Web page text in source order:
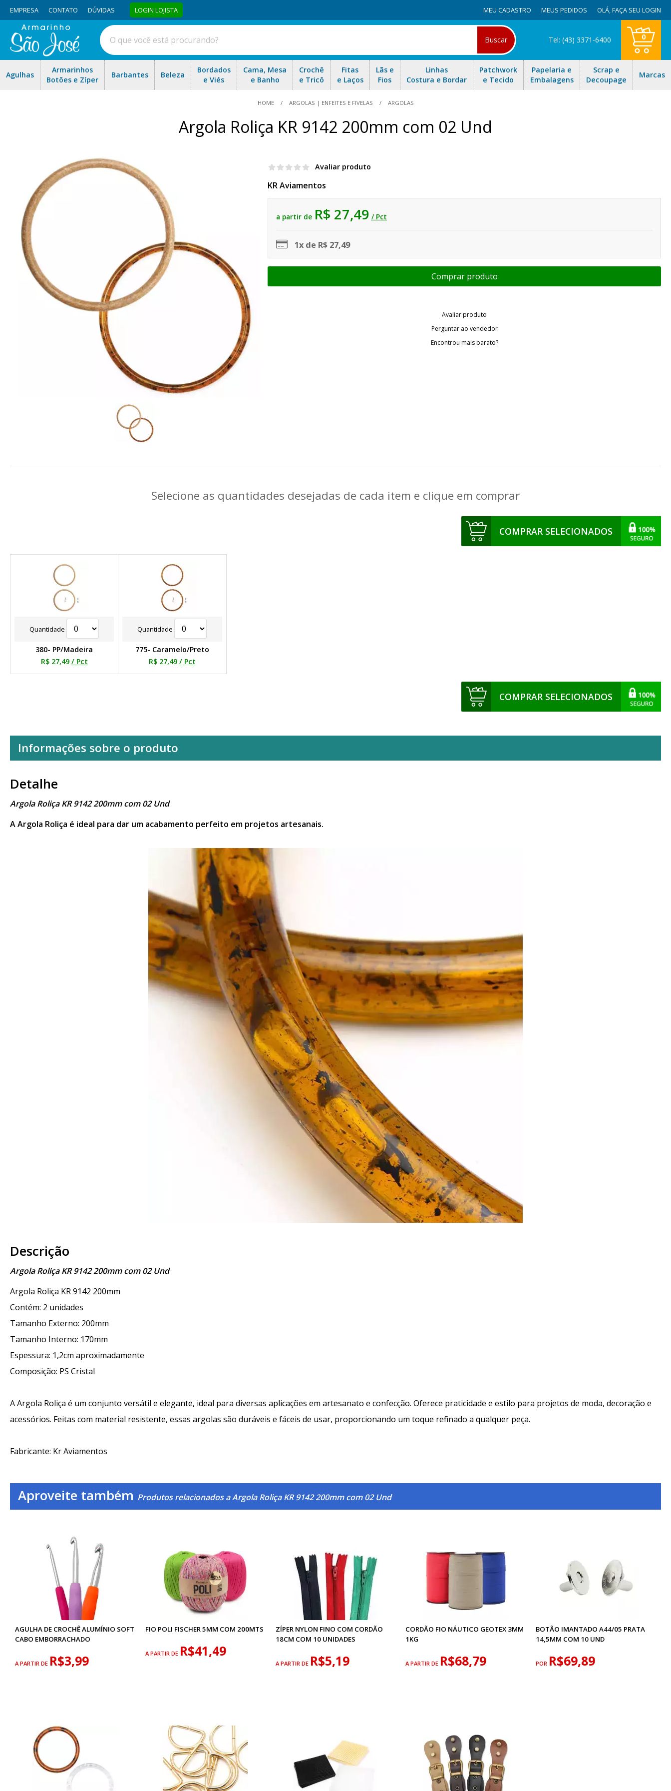
EMPRESA CONTATO DÚVIDAS LOGIN LOJISTA MEU CADASTRO MEUS PEDIDOS OLÁ,FAÇA SEU LOGIN
Buscar Tel: (43) 3371-6400 0
Agulhas
Armarinhos
Botões e Zíper
Barbantes Beleza
Bordados
e Viés
Cama, Mesa
e Banho
Crochê
e Tricô
Fitas
e Laços
Lãs e
Fios
Linhas
Costura e Bordar
Patchwork
e Tecido
Papelaria e
Embalagens
Scrap e
Decoupage
Marcas
HOME ARGOLAS | ENFEITES E FIVELAS ARGOLAS
Argola Roliça KR 9142 200mm com 02 Und
Avaliar produto
KR Aviamentos
a partir de R$ 27,49 / Pct
1x de R$ 27,49
Avaliar produto
Perguntar ao vendedor
Encontrou mais barato?
Selecione as quantidades desejadas de cada item e clique em comprar
COMPRAR SELECIONADOS
Quantidade
380- PP/Madeira
R$ 27,49 / Pct
Quantidade
775- Caramelo/Preto
R$ 27,49 / Pct
COMPRAR SELECIONADOS
Informações sobre o produto
Detalhe
Argola Roliça KR 9142 200mm com 02 Und
A Argola Roliça é ideal para dar um acabamento perfeito em projetos artesanais.
Descrição
Argola Roliça KR 9142 200mm com 02 Und
Argola Roliça KR 9142 200mm
Contém: 2 unidades
Tamanho Externo: 200mm
Tamanho Interno: 170mm
Espessura: 1,2cm aproximadamente
Composição: PS Cristal
A Argola Roliça é um conjunto versátil e elegante, ideal para diversas aplicações em artesanato e confecção. Oferece praticidade e estilo para projetos de moda, decoração e
acessórios. Feitas com material resistente, essas argolas são duráveis e fáceis de usar, proporcionando um toque refinado a qualquer peça.
Fabricante: Kr Aviamentos
Aproveite também Produtos relacionados a Argola Roliça KR 9142 200mm com 02 Und
AGULHA DE CROCHÊ ALUMÍNIO SOFT
CABO EMBORRACHADO
A PARTIR DE R$3,99
FIO POLI FISCHER 5MM COM 200MTS
A PARTIR DE R$41,49
ZÍPER NYLON FINO COM CORDÃO
18CM COM 10 UNIDADES
A PARTIR DE R$5,19
CORDÃO FIO NÁUTICO GEOTEX 3MM
1KG
A PARTIR DE R$68,79
BOTÃO IMANTADO A44/05 PRATA
14,5MM COM 10 UND
POR R$69,89